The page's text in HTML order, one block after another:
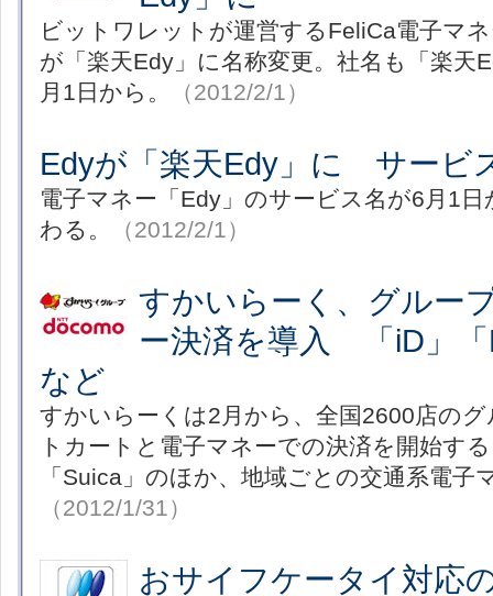
ビットワレットが運営するFeliCa電子マ
が「楽天Edy」に名称変更。社名も「楽天
月1日から。
（2012/2/1）
Edyが「楽天Edy」に サービ
電子マネー「Edy」のサービス名が6月1
わる。
（2012/2/1）
すかいらーく、グルー
ー決済を導入 「iD」「
など
すかいらーくは2月から、全国2600店の
トカートと電子マネーでの決済を開始す
「Suica」のほか、地域ごとの交通系電子
（2012/1/31）
おサイフケータイ対応